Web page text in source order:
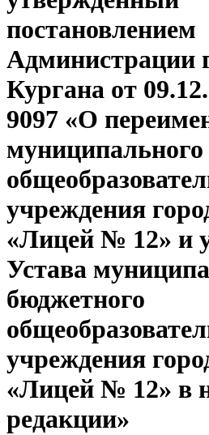
постановлением
Администрации
Кургана от
9097 «О
муниципального
учреждения
«Лицей № 12» и
Устава
бюджетного
учреждения
«Лицей № 12» в
редакции»